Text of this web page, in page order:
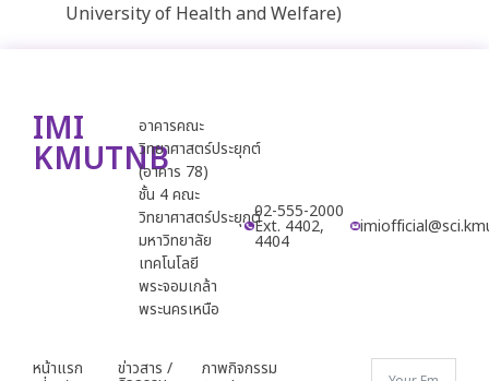
University of Health and Welfare)
IMI
KMUTNB
อาคารคณะ
วิทยาศาสตร์ประยุกต์
(อาคาร 78)
ชั้น 4 คณะ
วิทยาศาสตร์ประยุกต์
มหาวิทยาลัย
เทคโนโลยี
พระจอมเกล้า
พระนครเหนือ
02-555-2000
Ext. 4402,
4404
หน้าแรก
ข่าวสาร /
ภาพกิจกรรม